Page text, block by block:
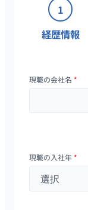
1
経歴情報
現職の会社名 *
現職の入社年 *